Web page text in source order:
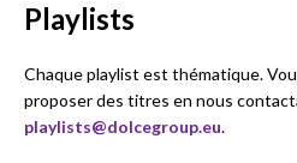
Playlists
Chaque playlist est thématique.
proposer des titres en nous
playlists@dolcegroup.eu.